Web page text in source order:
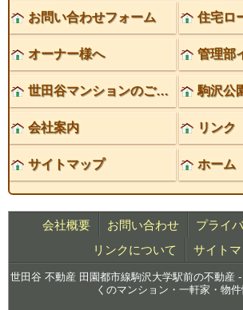
お問い合わせフォーム 住宅ロ
オーナー様へ 管理部
世田谷マンションのご紹介 駒沢公
会社案内 リンク
サイトマップ ホーム
会社概要 お問い合わせ
プライ
リンクについて
サイト
世田谷 不動産 田園都市線駒沢大学駅前の不動産
くのマンション・一軒家・物